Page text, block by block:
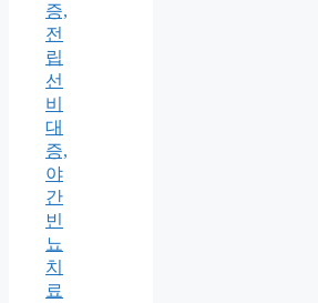
증,
전
립
선
비
대
증,
야
간
빈
뇨
치
료